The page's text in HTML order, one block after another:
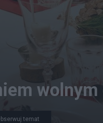
wolnym
temat